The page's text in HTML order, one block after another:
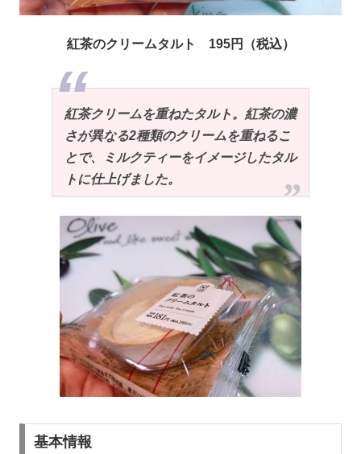
紅茶のクリームタルト 195円（税込）
紅茶クリームを重ねたタルト。紅茶の濃
さが異なる2種類のクリームを重ねるこ
とで、ミルクティーをイメージしたタル
トに仕上げました。
基本情報